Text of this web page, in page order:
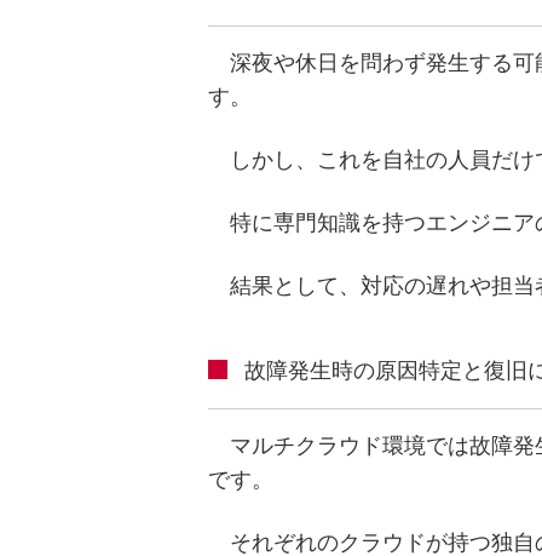
深夜や休日を問わず発生する
す。
しかし、これを自社の人員だ
特に専門知識を持つエンジニ
結果として、対応の遅れや担
故障発生時の原因特定と復旧
マルチクラウド環境では故障
です。
それぞれのクラウドが持つ独